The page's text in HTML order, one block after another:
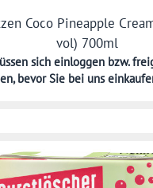
Coco Pineapple
vol) 700ml
sich einloggen bzw.
bevor Sie bei uns